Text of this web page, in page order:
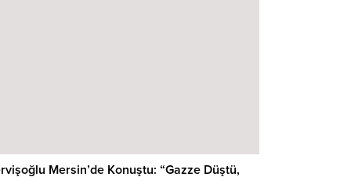
Mersin’de Konuştu: “Gazze Düştü,